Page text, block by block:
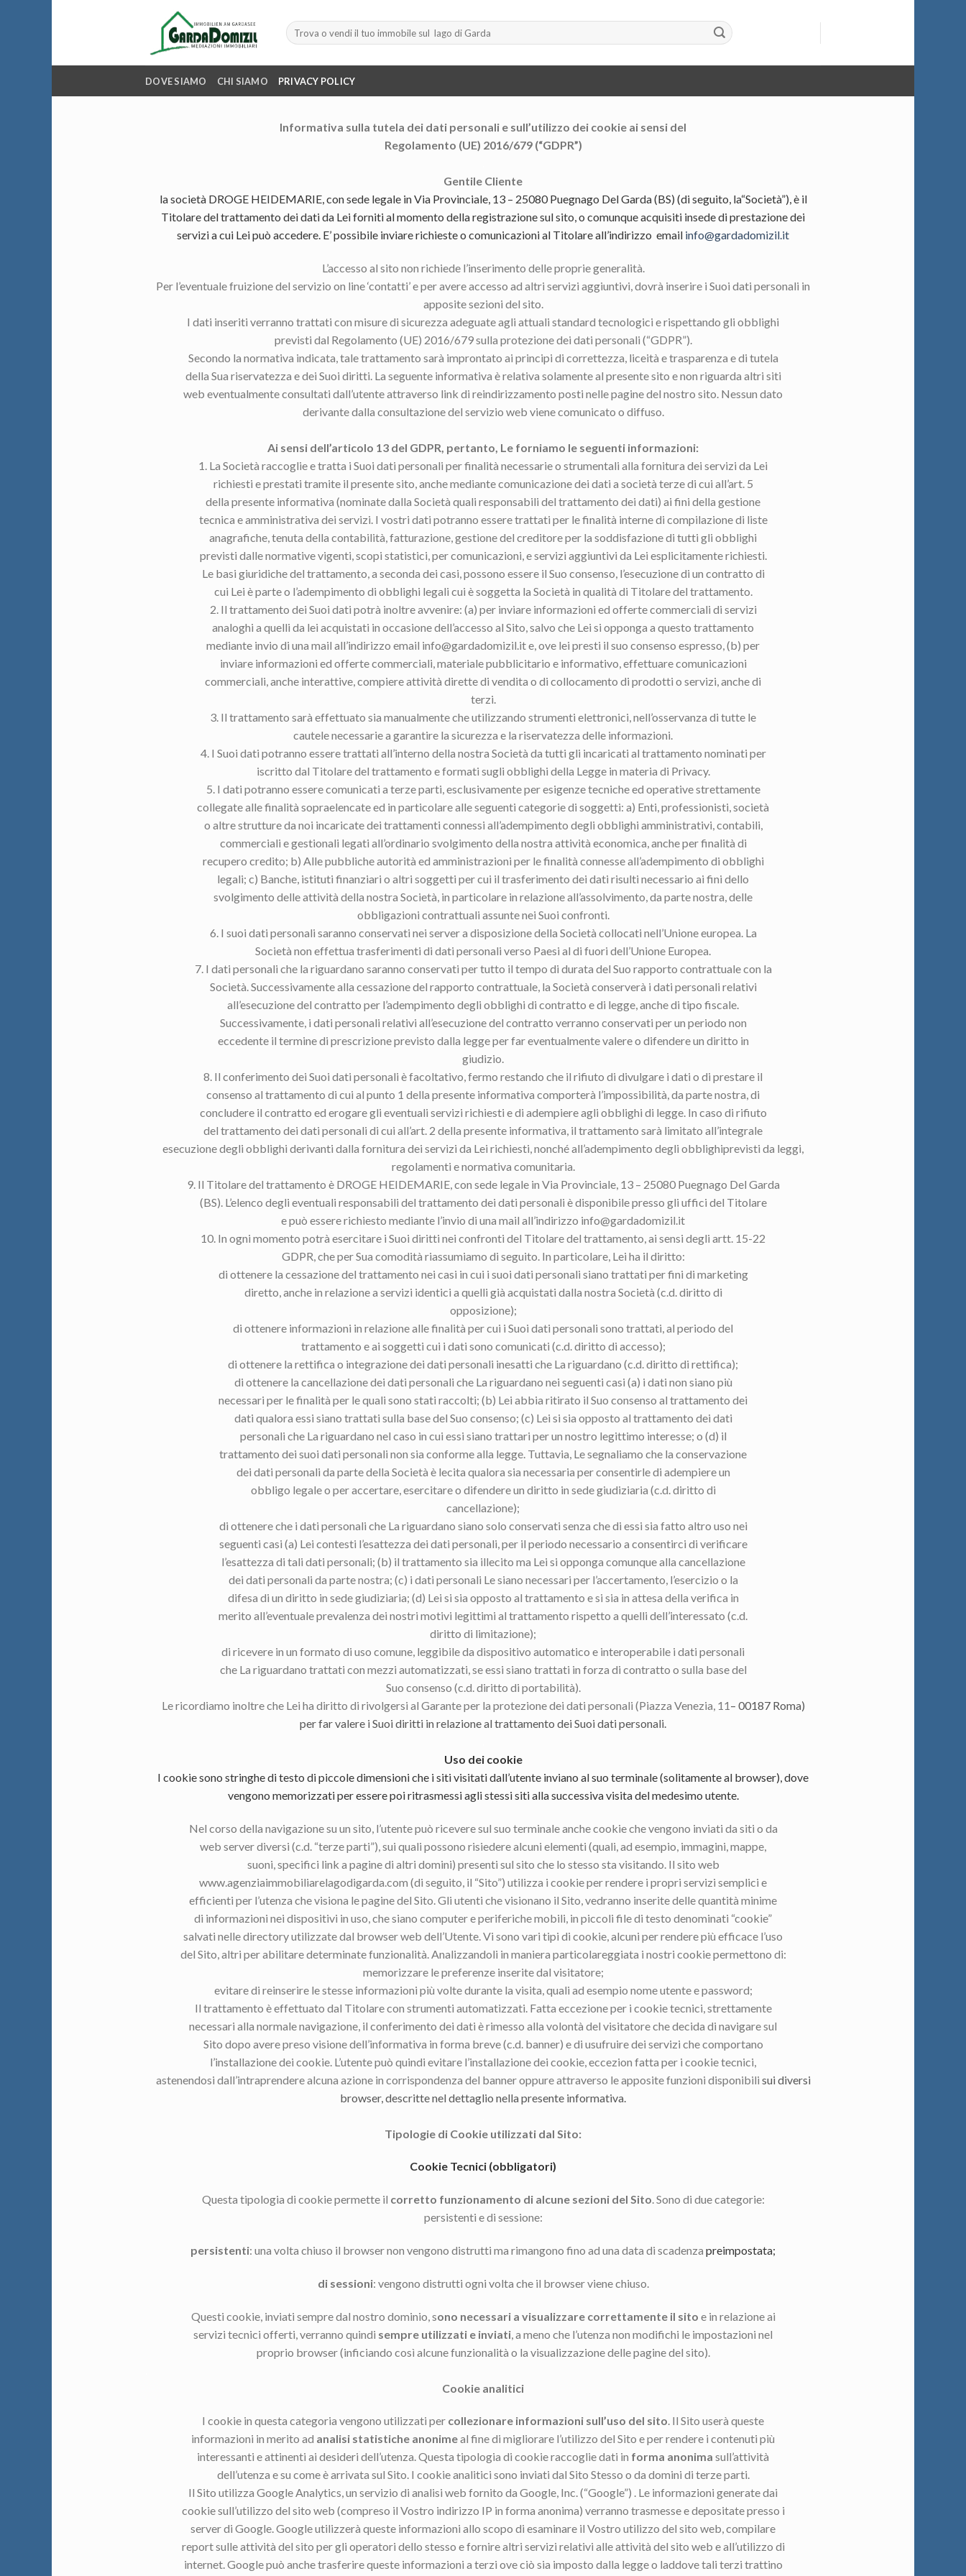
Cerca:
DOVE SIAMO CHI SIAMO PRIVACY POLICY
Informativa sulla tutela dei dati personali e sull’utilizzo dei cookie ai sensi del
Regolamento (UE) 2016/679 (“GDPR”)
Gentile Cliente
la società DROGE HEIDEMARIE, con sede legale in Via Provinciale, 13 – 25080 Puegnago Del Garda (BS) (di seguito, la“Società”), è il
Titolare del trattamento dei dati da Lei forniti al momento della registrazione sul sito, o comunque acquisiti insede di prestazione dei
servizi a cui Lei può accedere. E’ possibile inviare richieste o comunicazioni al Titolare all’indirizzo email info@gardadomizil.it
L’accesso al sito non richiede l’inserimento delle proprie generalità.
Per l’eventuale fruizione del servizio on line ‘contatti’ e per avere accesso ad altri servizi aggiuntivi, dovrà inserire i Suoi dati personali in
apposite sezioni del sito.
I dati inseriti verranno trattati con misure di sicurezza adeguate agli attuali standard tecnologici e rispettando gli obblighi
previsti dal Regolamento (UE) 2016/679 sulla protezione dei dati personali (“GDPR”).
Secondo la normativa indicata, tale trattamento sarà improntato ai principi di correttezza, liceità e trasparenza e di tutela
della Sua riservatezza e dei Suoi diritti. La seguente informativa è relativa solamente al presente sito e non riguarda altri siti
web eventualmente consultati dall’utente attraverso link di reindirizzamento posti nelle pagine del nostro sito. Nessun dato
derivante dalla consultazione del servizio web viene comunicato o diffuso.
Ai sensi dell’articolo 13 del GDPR, pertanto, Le forniamo le seguenti informazioni:
1. La Società raccoglie e tratta i Suoi dati personali per finalità necessarie o strumentali alla fornitura dei servizi da Lei
richiesti e prestati tramite il presente sito, anche mediante comunicazione dei dati a società terze di cui all’art. 5
della presente informativa (nominate dalla Società quali responsabili del trattamento dei dati) ai fini della gestione
tecnica e amministrativa dei servizi. I vostri dati potranno essere trattati per le finalità interne di compilazione di liste
anagrafiche, tenuta della contabilità, fatturazione, gestione del creditore per la soddisfazione di tutti gli obblighi
previsti dalle normative vigenti, scopi statistici, per comunicazioni, e servizi aggiuntivi da Lei esplicitamente richiesti.
Le basi giuridiche del trattamento, a seconda dei casi, possono essere il Suo consenso, l’esecuzione di un contratto di
cui Lei è parte o l’adempimento di obblighi legali cui è soggetta la Società in qualità di Titolare del trattamento.
2. Il trattamento dei Suoi dati potrà inoltre avvenire: (a) per inviare informazioni ed offerte commerciali di servizi
analoghi a quelli da lei acquistati in occasione dell’accesso al Sito, salvo che Lei si opponga a questo trattamento
mediante invio di una mail all’indirizzo email info@gardadomizil.it e, ove lei presti il suo consenso espresso, (b) per
inviare informazioni ed offerte commerciali, materiale pubblicitario e informativo, effettuare comunicazioni
commerciali, anche interattive, compiere attività dirette di vendita o di collocamento di prodotti o servizi, anche di
terzi.
3. Il trattamento sarà effettuato sia manualmente che utilizzando strumenti elettronici, nell’osservanza di tutte le
cautele necessarie a garantire la sicurezza e la riservatezza delle informazioni.
4. I Suoi dati potranno essere trattati all’interno della nostra Società da tutti gli incaricati al trattamento nominati per
iscritto dal Titolare del trattamento e formati sugli obblighi della Legge in materia di Privacy.
5. I dati potranno essere comunicati a terze parti, esclusivamente per esigenze tecniche ed operative strettamente
collegate alle finalità sopraelencate ed in particolare alle seguenti categorie di soggetti: a) Enti, professionisti, società
o altre strutture da noi incaricate dei trattamenti connessi all’adempimento degli obblighi amministrativi, contabili,
commerciali e gestionali legati all’ordinario svolgimento della nostra attività economica, anche per finalità di
recupero credito; b) Alle pubbliche autorità ed amministrazioni per le finalità connesse all’adempimento di obblighi
legali; c) Banche, istituti finanziari o altri soggetti per cui il trasferimento dei dati risulti necessario ai fini dello
svolgimento delle attività della nostra Società, in particolare in relazione all’assolvimento, da parte nostra, delle
obbligazioni contrattuali assunte nei Suoi confronti.
6. I suoi dati personali saranno conservati nei server a disposizione della Società collocati nell’Unione europea. La
Società non effettua trasferimenti di dati personali verso Paesi al di fuori dell’Unione Europea.
7. I dati personali che la riguardano saranno conservati per tutto il tempo di durata del Suo rapporto contrattuale con la
Società. Successivamente alla cessazione del rapporto contrattuale, la Società conserverà i dati personali relativi
all’esecuzione del contratto per l’adempimento degli obblighi di contratto e di legge, anche di tipo fiscale.
Successivamente, i dati personali relativi all’esecuzione del contratto verranno conservati per un periodo non
eccedente il termine di prescrizione previsto dalla legge per far eventualmente valere o difendere un diritto in
giudizio.
8. Il conferimento dei Suoi dati personali è facoltativo, fermo restando che il rifiuto di divulgare i dati o di prestare il
consenso al trattamento di cui al punto 1 della presente informativa comporterà l’impossibilità, da parte nostra, di
concludere il contratto ed erogare gli eventuali servizi richiesti e di adempiere agli obblighi di legge. In caso di rifiuto
del trattamento dei dati personali di cui all’art. 2 della presente informativa, il trattamento sarà limitato all’integrale
esecuzione degli obblighi derivanti dalla fornitura dei servizi da Lei richiesti, nonché all’adempimento degli obblighiprevisti da leggi,
regolamenti e normativa comunitaria.
9. Il Titolare del trattamento è DROGE HEIDEMARIE, con sede legale in Via Provinciale, 13 – 25080 Puegnago Del Garda
(BS). L’elenco degli eventuali responsabili del trattamento dei dati personali è disponibile presso gli uffici del Titolare
e può essere richiesto mediante l’invio di una mail all’indirizzo info@gardadomizil.it
10. In ogni momento potrà esercitare i Suoi diritti nei confronti del Titolare del trattamento, ai sensi degli artt. 15-22
GDPR, che per Sua comodità riassumiamo di seguito. In particolare, Lei ha il diritto:
di ottenere la cessazione del trattamento nei casi in cui i suoi dati personali siano trattati per fini di marketing
diretto, anche in relazione a servizi identici a quelli già acquistati dalla nostra Società (c.d. diritto di
opposizione);
di ottenere informazioni in relazione alle finalità per cui i Suoi dati personali sono trattati, al periodo del
trattamento e ai soggetti cui i dati sono comunicati (c.d. diritto di accesso);
di ottenere la rettifica o integrazione dei dati personali inesatti che La riguardano (c.d. diritto di rettifica);
di ottenere la cancellazione dei dati personali che La riguardano nei seguenti casi (a) i dati non siano più
necessari per le finalità per le quali sono stati raccolti; (b) Lei abbia ritirato il Suo consenso al trattamento dei
dati qualora essi siano trattati sulla base del Suo consenso; (c) Lei si sia opposto al trattamento dei dati
personali che La riguardano nel caso in cui essi siano trattari per un nostro legittimo interesse; o (d) il
trattamento dei suoi dati personali non sia conforme alla legge. Tuttavia, Le segnaliamo che la conservazione
dei dati personali da parte della Società è lecita qualora sia necessaria per consentirle di adempiere un
obbligo legale o per accertare, esercitare o difendere un diritto in sede giudiziaria (c.d. diritto di
cancellazione);
di ottenere che i dati personali che La riguardano siano solo conservati senza che di essi sia fatto altro uso nei
seguenti casi (a) Lei contesti l’esattezza dei dati personali, per il periodo necessario a consentirci di verificare
l’esattezza di tali dati personali; (b) il trattamento sia illecito ma Lei si opponga comunque alla cancellazione
dei dati personali da parte nostra; (c) i dati personali Le siano necessari per l’accertamento, l’esercizio o la
difesa di un diritto in sede giudiziaria; (d) Lei si sia opposto al trattamento e si sia in attesa della verifica in
merito all’eventuale prevalenza dei nostri motivi legittimi al trattamento rispetto a quelli dell’interessato (c.d.
diritto di limitazione);
di ricevere in un formato di uso comune, leggibile da dispositivo automatico e interoperabile i dati personali
che La riguardano trattati con mezzi automatizzati, se essi siano trattati in forza di contratto o sulla base del
Suo consenso (c.d. diritto di portabilità).
Le ricordiamo inoltre che Lei ha diritto di rivolgersi al Garante per la protezione dei dati personali (Piazza Venezia, 11 – 00187 Roma)
per far valere i Suoi diritti in relazione al trattamento dei Suoi dati personali.
Uso dei cookie
I cookie sono stringhe di testo di piccole dimensioni che i siti visitati dall’utente inviano al suo terminale (solitamente al browser), dove
vengono memorizzati per essere poi ritrasmessi agli stessi siti alla successiva visita del medesimo utente.
Nel corso della navigazione su un sito, l’utente può ricevere sul suo terminale anche cookie che vengono inviati da siti o da
web server diversi (c.d. “terze parti”), sui quali possono risiedere alcuni elementi (quali, ad esempio, immagini, mappe,
suoni, specifici link a pagine di altri domini) presenti sul sito che lo stesso sta visitando. Il sito web
www.agenziaimmobiliarelagodigarda.com (di seguito, il “Sito”) utilizza i cookie per rendere i propri servizi semplici e
efficienti per l’utenza che visiona le pagine del Sito. Gli utenti che visionano il Sito, vedranno inserite delle quantità minime
di informazioni nei dispositivi in uso, che siano computer e periferiche mobili, in piccoli file di testo denominati “cookie”
salvati nelle directory utilizzate dal browser web dell’Utente. Vi sono vari tipi di cookie, alcuni per rendere più efficace l’uso
del Sito, altri per abilitare determinate funzionalità. Analizzandoli in maniera particolareggiata i nostri cookie permettono di:
memorizzare le preferenze inserite dal visitatore;
evitare di reinserire le stesse informazioni più volte durante la visita, quali ad esempio nome utente e password;
Il trattamento è effettuato dal Titolare con strumenti automatizzati. Fatta eccezione per i cookie tecnici, strettamente
necessari alla normale navigazione, il conferimento dei dati è rimesso alla volontà del visitatore che decida di navigare sul
Sito dopo avere preso visione dell’informativa in forma breve (c.d. banner) e di usufruire dei servizi che comportano
l’installazione dei cookie. L’utente può quindi evitare l’installazione dei cookie, eccezion fatta per i cookie tecnici,
astenendosi dall’intraprendere alcuna azione in corrispondenza del banner oppure attraverso le apposite funzioni disponibili sui diversi
browser, descritte nel dettaglio nella presente informativa.
Tipologie di Cookie utilizzati dal Sito:
Cookie Tecnici (obbligatori)
Questa tipologia di cookie permette il corretto funzionamento di alcune sezioni del Sito. Sono di due categorie:
persistenti e di sessione:
persistenti: una volta chiuso il browser non vengono distrutti ma rimangono fino ad una data di scadenza preimpostata;
di sessioni: vengono distrutti ogni volta che il browser viene chiuso.
Questi cookie, inviati sempre dal nostro dominio, sono necessari a visualizzare correttamente il sito e in relazione ai
servizi tecnici offerti, verranno quindi sempre utilizzati e inviati , a meno che l’utenza non modifichi le impostazioni nel
proprio browser (inficiando così alcune funzionalità o la visualizzazione delle pagine del sito).
Cookie analitici
I cookie in questa categoria vengono utilizzati per collezionare informazioni sull’uso del sito. Il Sito userà queste
informazioni in merito ad analisi statistiche anonimeal fine di migliorare l’utilizzo del Sito e per rendere i contenuti più
interessanti e attinenti ai desideri dell’utenza. Questa tipologia di cookie raccoglie dati in forma anonima sull’attività
dell’utenza e su come è arrivata sul Sito. I cookie analitici sono inviati dal Sito Stesso o da domini di terze parti.
Il Sito utilizza Google Analytics, un servizio di analisi web fornito da Google, Inc. (“Google”) . Le informazioni generate dai
cookie sull’utilizzo del sito web (compreso il Vostro indirizzo IP in forma anonima) verranno trasmesse e depositate presso i
server di Google. Google utilizzerà queste informazioni allo scopo di esaminare il Vostro utilizzo del sito web, compilare
report sulle attività del sito per gli operatori dello stesso e fornire altri servizi relativi alle attività del sito web e all’utilizzo di
internet. Google può anche trasferire queste informazioni a terzi ove ciò sia imposto dalla legge o laddove tali terzi trattino